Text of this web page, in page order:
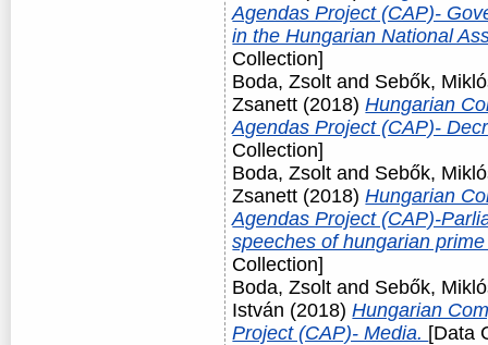
Agendas Project (CAP)-
in the Hungarian National
Collection]
Boda, Zsolt and Sebők,
Zsanett (2018)Hungarian
Agendas Project (CAP)-
Collection]
Boda, Zsolt and Sebők,
Zsanett (2018)Hungarian
Agendas Project (CAP)-
speeches of hungarian
Collection]
Boda, Zsolt and Sebők,
István (2018)Hungarian
Project (CAP)- Media. [Data